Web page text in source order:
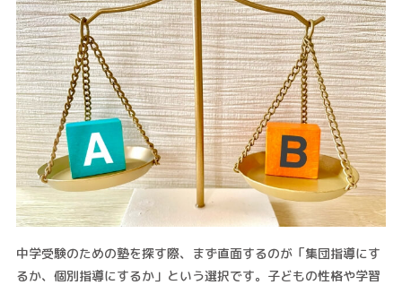
中学受験のための塾を探す際、まず直面するのが「集団指導にす
るか、個別指導にするか」という選択です。子どもの性格や学習